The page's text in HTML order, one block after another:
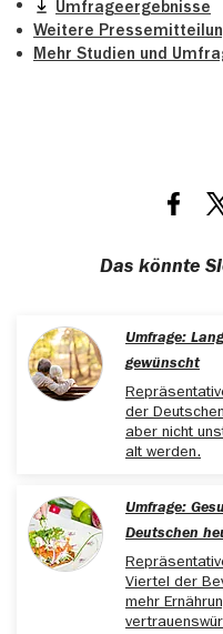
Umfrageergebnisse
Weitere
Mehr Studien und
Teilen
Das könnte
Umfrage:
gewünscht
der
aber nicht
alt werden.
Umfrage:
Deutschen
Viertel der
mehr